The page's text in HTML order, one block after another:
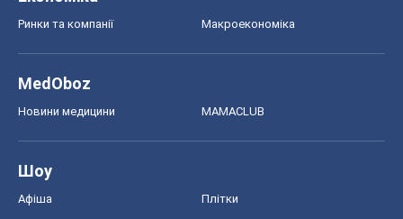
Ринки та компанії Макроекономіка
MedOboz
Новини медицини MAMACLUB
Шоу
Афіша Плітки